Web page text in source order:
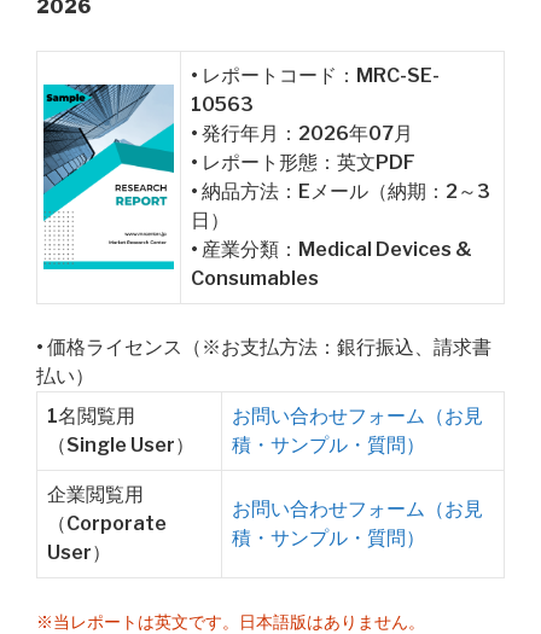
2026
• レポートコード：MRC-SE-
10563
• 発行年月：2026年07月
• レポート形態：英文PDF
• 納品方法：Eメール（納期：2～3
日）
• 産業分類：Medical Devices &
Consumables
• 価格ライセンス（※お支払方法：銀行振込、請求書
払い）
1名閲覧用
（Single User）
お問い合わせフォーム（お見
積・サンプル・質問）
企業閲覧用
（Corporate
User）
お問い合わせフォーム（お見
積・サンプル・質問）
※当レポートは英文です。日本語版はありません。